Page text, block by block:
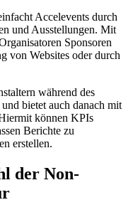
Accelevents durch
und Ausstellungen. Mit
Sponsoren
von Websites oder durch
während des
bietet auch danach mit
können KPIs
Berichte zu
erstellen.
der Non-